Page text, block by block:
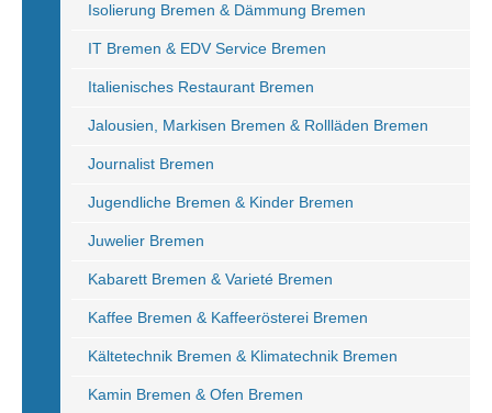
Isolierung Bremen & Dämmung Bremen
IT Bremen & EDV Service Bremen
Italienisches Restaurant Bremen
Jalousien, Markisen Bremen & Rollläden Bremen
Journalist Bremen
Jugendliche Bremen & Kinder Bremen
Juwelier Bremen
Kabarett Bremen & Varieté Bremen
Kaffee Bremen & Kaffeerösterei Bremen
Kältetechnik Bremen & Klimatechnik Bremen
Kamin Bremen & Ofen Bremen